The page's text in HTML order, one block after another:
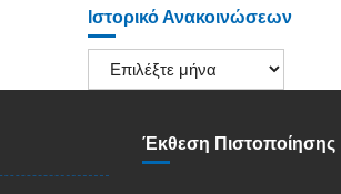
Ιστορικό Ανακοινώσεων
Ιστορικό
Ανακοινώσεων
Έκθεση